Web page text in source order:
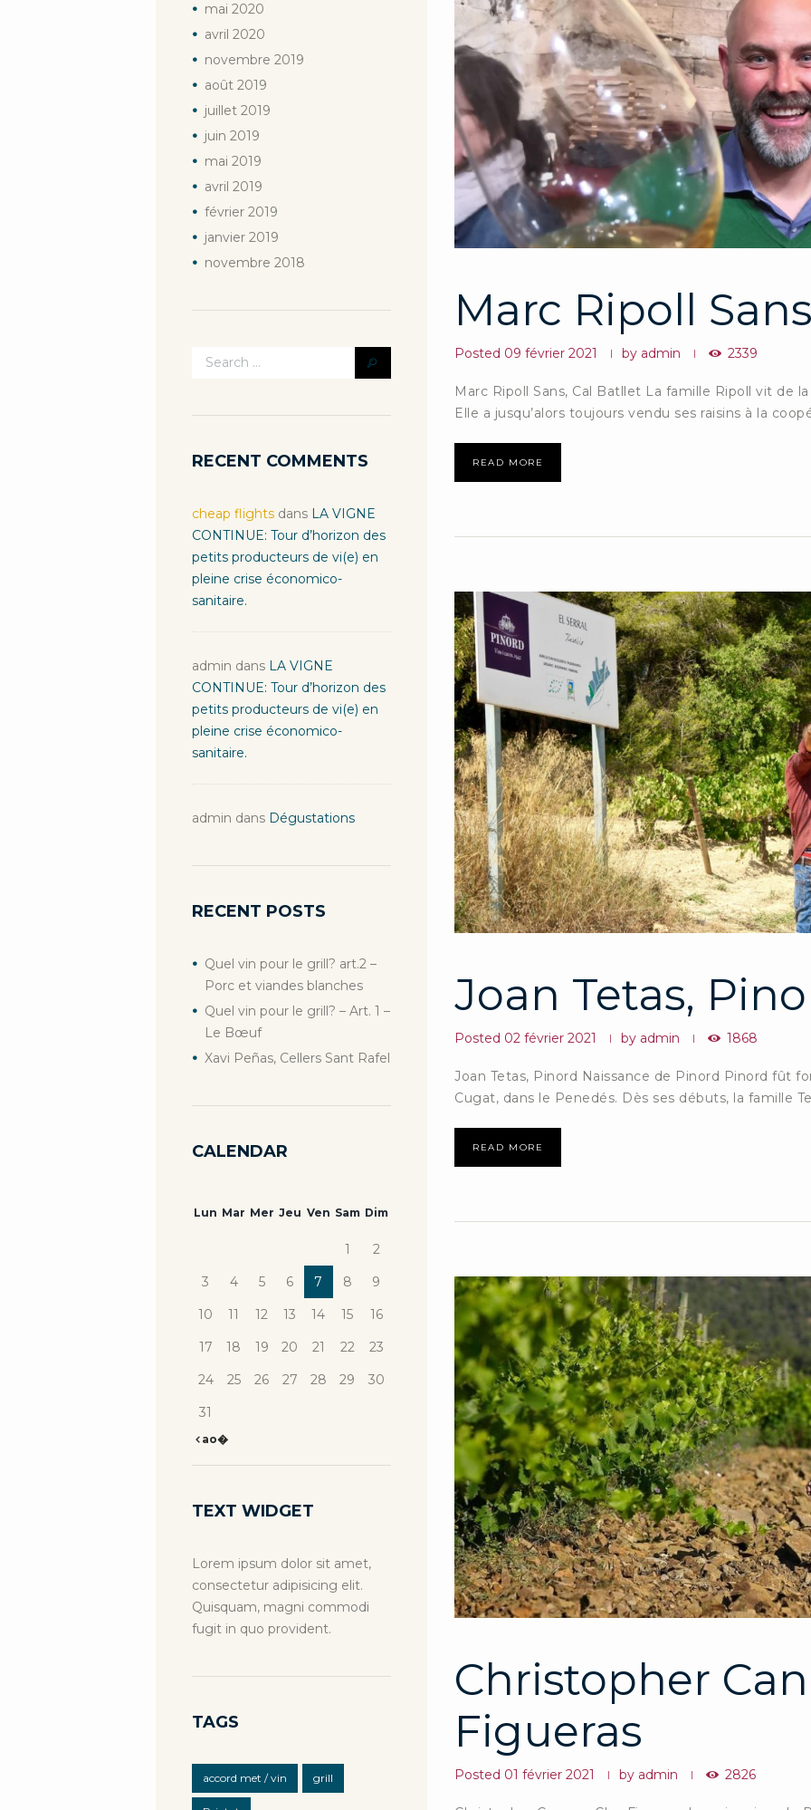
Marc Ripoll
Posted 09 février 2021 by admin 2339
Marc Ripoll Sans, Cal Batllet La famille Ripoll vit de
Elle a jusqu’alors toujours vendu ses raisins à la
READ MORE
Joan Tetas,
Posted 02 février 2021 by admin 1868
Joan Tetas, Pinord Naissance de Pinord Pinord fût
Cugat, dans le Penedés. Dès ses débuts, la famille
READ MORE
Christopher
Figueras
Posted 01 février 2021 by admin 2826
mai 2020
avril 2020
novembre 2019
août 2019
juillet 2019
juin 2019
mai 2019
avril 2019
février 2019
janvier 2019
novembre 2018
RECENT COMMENTS
cheap flightsdans LA VIGNE
CONTINUE: Tour d’horizon des
petits producteurs de vi(e) en
pleine crise économico-
sanitaire.
admin dans LA VIGNE
CONTINUE: Tour d’horizon des
petits producteurs de vi(e) en
pleine crise économico-
sanitaire.
admin dans Dégustations
RECENT POSTS
Quel vin pour le grill? art.2 –
Porc et viandes blanches
Quel vin pour le grill? – Art. 1 –
Le Bœuf
Xavi Peñas, Cellers Sant Rafel
CALENDAR
Lun Mar Mer Jeu Ven Sam Dim
1
2
3
4 5 6 7 8
9
10
11 12 13 14 15
16
17
18 19 20 21 22
23
24
25 26 27 28 29
30
31
ao�
TEXT WIDGET
Lorem ipsum dolor sit amet,
consectetur adipisicing elit.
Quisquam, magni commodi
fugit in quo provident.
TAGS
accord met / vin grill